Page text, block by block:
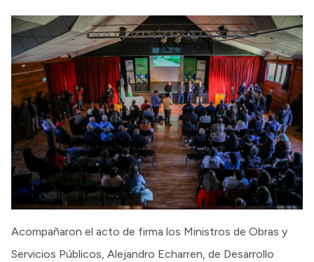
Acompañaron el acto de firma los Ministros de Obras y
Servicios Públicos, Alejandro Echarren, de Desarrollo